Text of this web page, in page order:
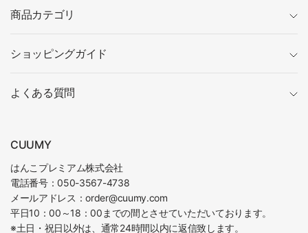
商品カテゴリ
ショッピングガイド
よくある質問
CUUMY
はんこプレミアム株式会社
電話番号：050-3567-4738
メールアドレス：order@cuumy.com
平日10：00～18：00までの間とさせていただいております。
※土日・祝日以外は、通常24時間以内に返信致します。